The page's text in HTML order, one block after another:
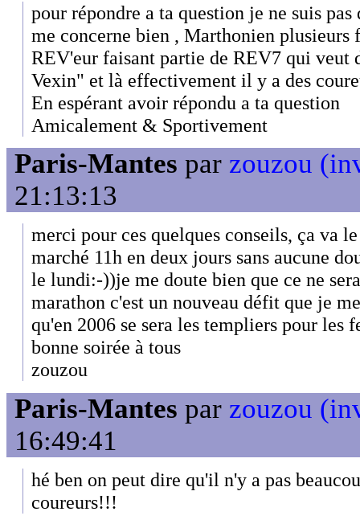
pour répondre a ta question je ne suis
me concerne bien , Marthonien plusieurs
REV'eur faisant partie de REV7 qui veut
Vexin" et là effectivement il y a des
En espérant avoir répondu a ta question
Amicalement & Sportivement
Paris-Mantes par zouzou
21:13:13
merci pour ces quelques conseils, ça va
marché 11h en deux jours sans aucune
le lundi:-))je me doute bien que ce ne
marathon c'est un nouveau défit que je
qu'en 2006 se sera les templiers pour les
bonne soirée à tous
zouzou
Paris-Mantes par zouzou
16:49:41
hé ben on peut dire qu'il n'y a pas
coureurs!!!